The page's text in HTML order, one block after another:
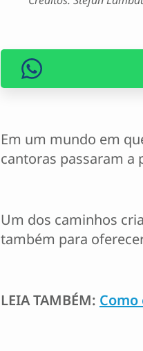
Em um mundo em
cantoras passaram a
Um dos caminhos
também para
LEIA TAMBÉM: